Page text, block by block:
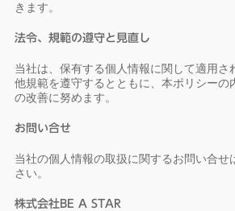
きます。
法令、規範の遵守と見直し
当社は、保有する個人情報に関して適用さ
他規範を遵守するとともに、本ポリシーの
の改善に努めます。
お問い合せ
当社の個人情報の取扱に関するお問い合せ
さい。
株式会社BE A STAR